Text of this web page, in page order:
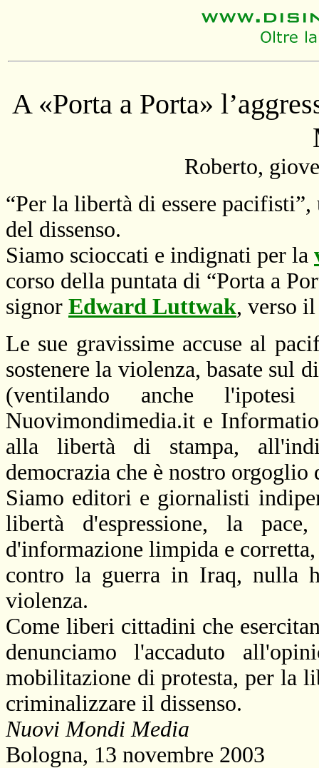
A «Porta a Porta»
Roberto,
“Per la libertà di essere
del dissenso.
Siamo scioccati e indignati per la
corso della puntata di “Porta a
signor Edward Luttwak, verso
Le sue gravissime accuse al
sostenere la violenza, basate
(ventilando anche
Nuovimondimedia.it e
alla libertà di stampa,
democrazia che è nostro
Siamo editori e giornalisti
libertà d'espressione, la
d'informazione limpida e
contro la guerra in Iraq, nulla
violenza.
Come liberi cittadini che
denunciamo l'accaduto
mobilitazione di protesta, per la
criminalizzare il dissenso.
Nuovi Mondi Media
Bologna, 13 novembre 2003